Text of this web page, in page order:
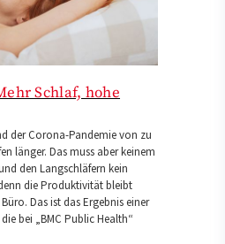
Schlaf, hohe
der Corona-Pandemie von zu
länger. Das muss aber keinem
den Langschläfern kein
die Produktivität bleibt
Das ist das Ergebnis einer
bei „BMC Public Health“